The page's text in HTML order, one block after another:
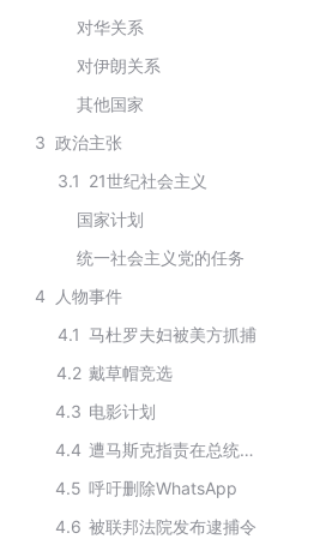
对华关系
对伊朗关系
其他国家
3 政治主张
3.1 21世纪社会主义
国家计划
统一社会主义党的任务
4
人物事件
4.1 马杜罗夫妇被美方抓捕
4.2 戴草帽竞选
4.3 电影计划
4.4
遭马斯克指责在总统选举中舞弊
4.5 呼吁删除WhatsApp
4.6 被联邦法院发布逮捕令